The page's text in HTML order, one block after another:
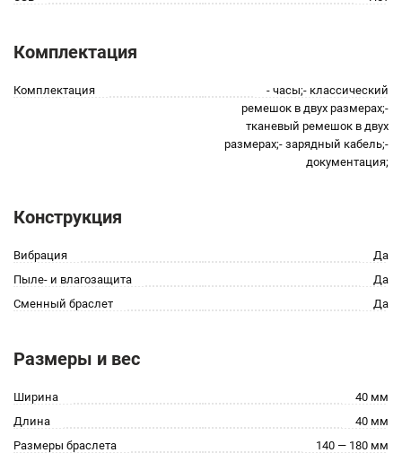
Комплектация
Комплектация
- часы;- классический
ремешок в двух размерах;-
тканевый ремешок в двух
размерах;- зарядный кабель;-
документация;
Конструкция
Вибрация
Да
Пыле- и влагозащита
Да
Сменный браслет
Да
Размеры и вес
Ширина
40 мм
Длина
40 мм
Размеры браслета
140 — 180 мм